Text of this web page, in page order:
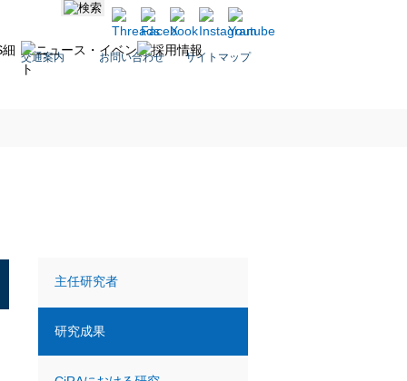
交通案内 お問い合わせ サイトマップ
主任研究者
研究成果